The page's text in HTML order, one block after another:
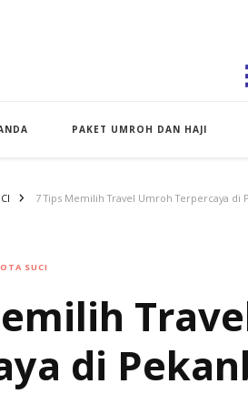
PAKET UMROH DAN HAJI
7 Tips Memilih Travel Umroh Terpercaya di
SUCI
di